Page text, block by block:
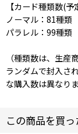
【カード種類数(予
ノーマル：81種類
パラレル：99種類
（種類数は、生
ランダムで封入さ
な購入数は異なりま
この商品を買